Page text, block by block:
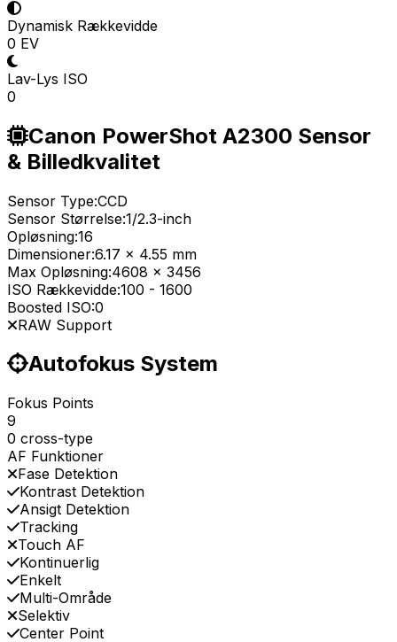
Dynamisk Rækkevidde
0 EV
Lav-Lys ISO
0
Canon PowerShot A2300 Sensor
& Billedkvalitet
Sensor Type:CCD
Sensor Størrelse:1/2.3-inch
Opløsning:16
Dimensioner:6.17 x 4.55 mm
Max Opløsning:4608 x 3456
ISO Rækkevidde:100 - 1600
Boosted ISO:0
RAW Support
Autofokus System
Fokus Points
9
0 cross-type
AF Funktioner
Fase Detektion
Kontrast Detektion
Ansigt Detektion
Tracking
Touch AF
Kontinuerlig
Enkelt
Multi-Område
Selektiv
Center Point